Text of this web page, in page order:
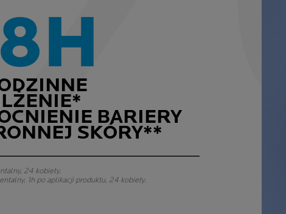
BARIERY
SKÓRY**
24 kobiety.
1h po aplikacji produktu, 24 kobiety.